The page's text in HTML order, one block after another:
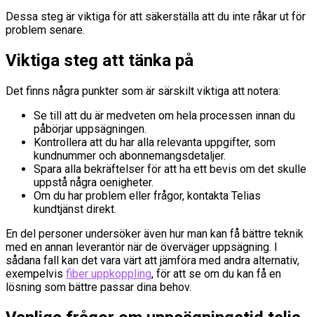
Dessa steg är viktiga för att säkerställa att du inte råkar ut för
problem senare.
Viktiga steg att tänka på
Det finns några punkter som är särskilt viktiga att notera:
Se till att du är medveten om hela processen innan du
påbörjar uppsägningen.
Kontrollera att du har alla relevanta uppgifter, som
kundnummer och abonnemangsdetaljer.
Spara alla bekräftelser för att ha ett bevis om det skulle
uppstå några oenigheter.
Om du har problem eller frågor, kontakta Telias
kundtjänst direkt.
En del personer undersöker även hur man kan få bättre teknik
med en annan leverantör när de överväger uppsägning. I
sådana fall kan det vara värt att jämföra med andra alternativ,
exempelvis fiber uppkoppling, för att se om du kan få en
lösning som bättre passar dina behov.